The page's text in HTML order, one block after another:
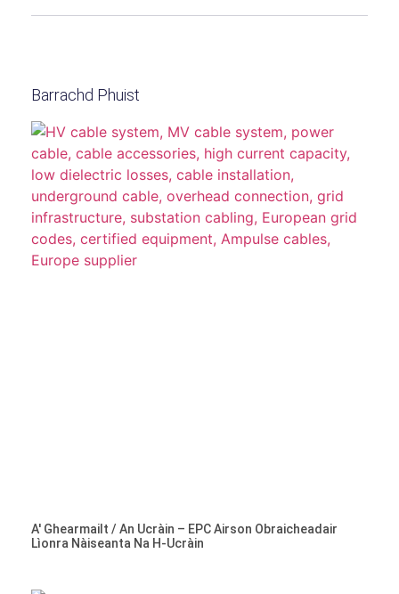
Barrachd Phuist
A' Ghearmailt / An Ucràin – EPC Airson Obraicheadair
Lìonra Nàiseanta Na H-Ucràin